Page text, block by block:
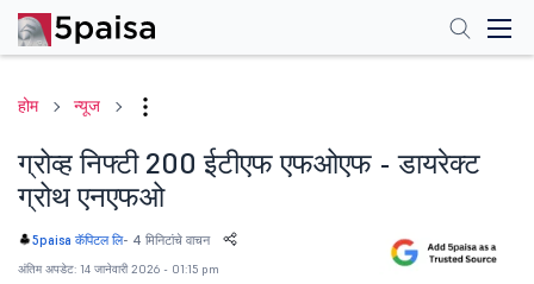
होम न्यूज
ग्रोव्ह निफ्टी 200 ईटीएफ एफओएफ - डायरेक्ट
ग्रोथ एनएफओ
5paisa कॅपिटल लि- 4 मिनिटांचे वाचन
अंतिम अपडेट: 14 जानेवारी 2026 - 01:15 pm